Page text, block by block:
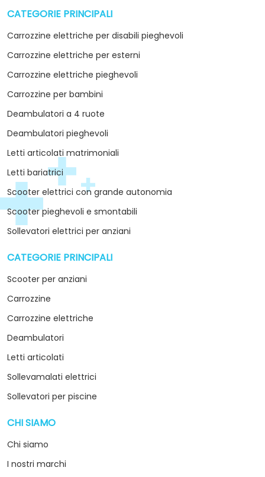
CATEGORIE PRINCIPALI
Carrozzine elettriche per disabili pieghevoli
Carrozzine elettriche per esterni
Carrozzine elettriche pieghevoli
Carrozzine per bambini
Deambulatori a 4 ruote
Deambulatori pieghevoli
Letti articolati matrimoniali
Letti bariatrici
Scooter elettrici con grande autonomia
Scooter pieghevoli e smontabili
Sollevatori elettrici per anziani
CATEGORIE PRINCIPALI
Scooter per anziani
Carrozzine
Carrozzine elettriche
Deambulatori
Letti articolati
Sollevamalati elettrici
Sollevatori per piscine
CHI SIAMO
Chi siamo
I nostri marchi